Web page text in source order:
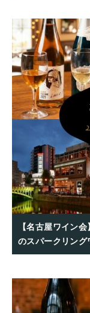
【名古屋ワイン
のスパークリング